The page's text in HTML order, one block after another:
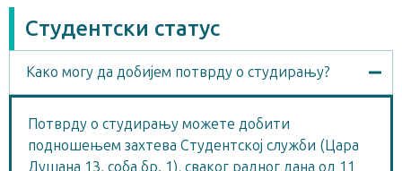
Студентски статус
Како могу да добијем потврду о студирању?
Потврду о студирању можете добити
подношењем захтева Студентској служби (Цара
Душана 13, соба бр. 1), сваког радног дана од 11